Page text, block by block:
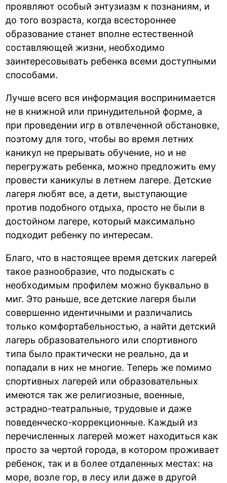
проявляют особый энтузиазм к познаниям, и
до того возраста, когда всестороннее
образование станет вполне естественной
составляющей жизни, необходимо
заинтересовывать ребенка всеми доступными
способами.
Лучше всего вся информация воспринимается
не в книжной или принудительной форме, а
при проведении игр в отвлеченной обстановке,
поэтому для того, чтобы во время летних
каникул не прерывать обучение, но и не
перегружать ребенка, можно предложить ему
провести каникулы в летнем лагере. Детские
лагеря любят все, а дети, выступающие
против подобного отдыха, просто не были в
достойном лагере, который максимально
подходит ребенку по интересам.
Благо, что в настоящее время детских лагерей
такое разнообразие, что подыскать с
необходимым профилем можно буквально в
миг. Это раньше, все детские лагеря были
совершенно идентичными и различались
только комфортабельностью, а найти детский
лагерь образовательного или спортивного
типа было практически не реально, да и
попадали в них не многие. Теперь же помимо
спортивных лагерей или образовательных
имеются так же религиозные, военные,
эстрадно-театральные, трудовые и даже
поведенческо-коррекционные. Каждый из
перечисленных лагерей может находиться как
просто за чертой города, в котором проживает
ребенок, так и в более отдаленных местах: на
море, возле гор, в лесу или даже в другой